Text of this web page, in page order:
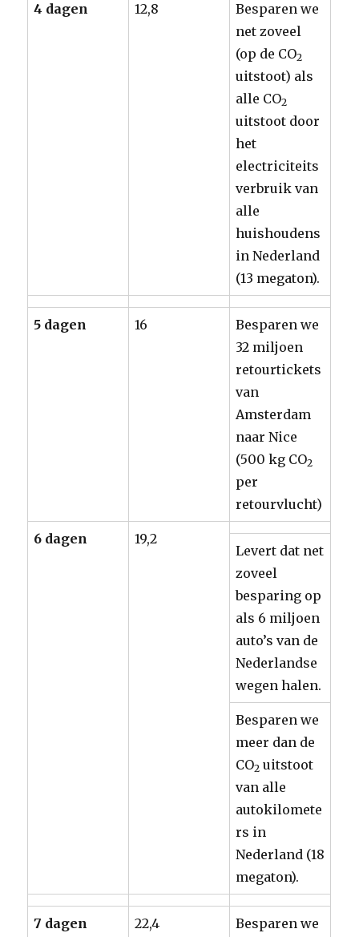
4 dagen 12,8
Besparen we
net zoveel
(op de CO2
uitstoot) als
alle CO2
uitstoot door
het
electriciteits
verbruik van
alle
huishoudens
in Nederland
(13 megaton).
5 dagen 16
Besparen we
32 miljoen
retourtickets
van
Amsterdam
naar Nice
(500 kg CO2
per
retourvlucht)
6 dagen 19,2
Levert dat net
zoveel
besparing op
als 6 miljoen
auto’s van de
Nederlandse
wegen halen.
Besparen we
meer dan de
CO2 uitstoot
van alle
autokilomete
rs in
Nederland (18
megaton).
7 dagen 22,4
Besparen we